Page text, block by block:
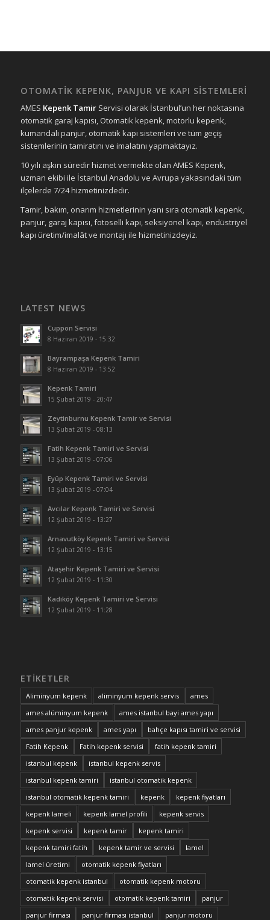
OTOMATİK KEPENK, PANJUR VE KAPI SİSTEMLERİ
AMES Kepenk Tamir Servisi olarak İstanbul’un her noktasına
otomatik garaj kapısı, Otomatik kepenk, motorlu kepenk,
kumandalı panjur, otomatik kapı sistemleri ve tüm geçiş
sistemlerinin tamiratını ve imalatını yapmaktayız.
10 yılı aşkın süredir hizmet vermekte olan AMES Kepenk,
uzman ekibi ile İstanbul Anadolu ve Avrupa yakasındaki tüm
ilçelerde 7/24 hizmetinizdedir.
Tamir, bakım, onarım hizmetlerinin yanı sıra otomatik kepenk,
panjur, garaj kapısı, fotoselli kapı, seksiyonel kapı, endüstriyel
kapı üretim/imalât ve montajı ile hizmetinizdeyiz.
LATEST NEWS
Cuppon Servisi
8 Haziran 2019 - 15:32
Bayrampaşa Kepenk Tamiri
8 Haziran 2019 - 13:52
Kepenk Tamiri
15 Şubat 2019 - 20:47
Zeytinburnu Kepenk Tamir ve Servisi
13 Şubat 2019 - 08:13
Fatih Kepenk Tamiri ve Servisi
13 Şubat 2019 - 07:06
Eyüp Kepenk Tamiri ve Servisi
13 Şubat 2019 - 07:04
Avcılar Kepenk Tamiri ve Servisi
12 Şubat 2019 - 13:27
Arnavutköy Kepenk Tamiri ve Servisi
12 Şubat 2019 - 13:15
Ataşehir Kepenk Tamiri ve Servisi
12 Şubat 2019 - 11:30
Kadıköy Kepenk Tamiri ve Servisi
12 Şubat 2019 - 11:28
ETIKETLER
Aliminyum kepenk aliminyum kepenk servis
ames
ames alüminyum kepenk
ames istanbul bayi ames yapı
ames panjur kepenk
ames yapı
bahçe kapısı tamiri ve servisi
Fatih Kepenk
Fatih kepenk servisi
fatih kepenk tamiri
istanbul kepenk
istanbul kepenk servis
istanbul kepenk tamiri
istanbul otomatik kepenk
istanbul otomatik kepenk tamiri
kepenk
kepenk fiyatları
kepenk lameli
kepenk lamel profili
kepenk servis
kepenk servisi
kepenk tamir
kepenk tamiri
kepenk tamiri fatih
kepenk tamir ve servisi
lamel
lamel üretimi
otomatik kepenk fiyatları
otomatik kepenk istanbul
otomatik kepenk motoru
otomatik kepenk servisi
otomatik kepenk tamiri
panjur
panjur firması
panjur firması istanbul panjur motoru